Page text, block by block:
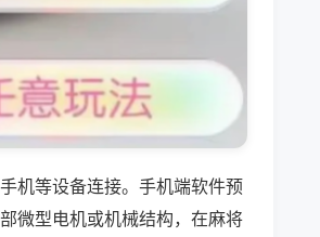
机等设备连接。手机端软件预
微型电机或机械结构，在麻将